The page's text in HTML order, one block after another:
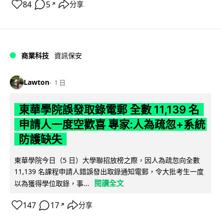
84 5 ↗ 分享
商業科技 資訊保安
Lawton 1 日
東華學院誤發取錄電郵 全數 11,139 名
申請人一度空歡喜 專家:人為疏忽+系統
防護缺失
東華學院今日（5 日）大學聯招放榜之際，因人為疏忽向全數
11,139 名課程申請人錯誤發出取錄通知電郵，令大批考生一度
以為獲得學位取錄，事...
閱讀全文
147 17 ↗ 分享